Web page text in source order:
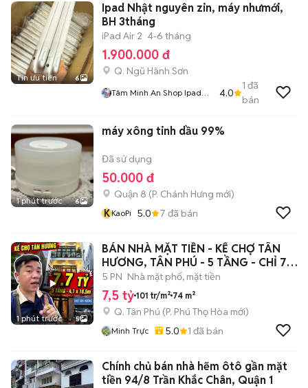
Tin ưu tiên 6
Ipad Nhật nguyên zin, máy nhưmới,
BH 3tháng
iPad Air 2 4-6 tháng
1.900.000 đ
Q. Ngũ Hành Sơn
Tâm Minh An Shop Ipad
4.0
1 đã
bán
1 phút trước 6
máy xông tinh dầu 99%
Đã sử dụng
50.000 đ
Quận 8 (P. Chánh Hưng mới)
KKaoPi 5.0 7 đã bán
1 phút trước 5
BÁN NHÀ MẶT TIỀN - KẾ CHỢ TÂN
HƯƠNG, TÂN PHÚ - 5 TẦNG - CHỈ 7.x
tỷ
5 PN Nhà mặt phố, mặt tiền
7,5 tỷ 101 tr/m² 74 m²
Q. Tân Phú (P. Phú Thọ Hòa mới)
Minh Trực 5.0 1 đã bán
Chính chủ bán nhà hẽm ôtô gần mặt
tiền 94/8 Trần Khắc Chân, Quận 1